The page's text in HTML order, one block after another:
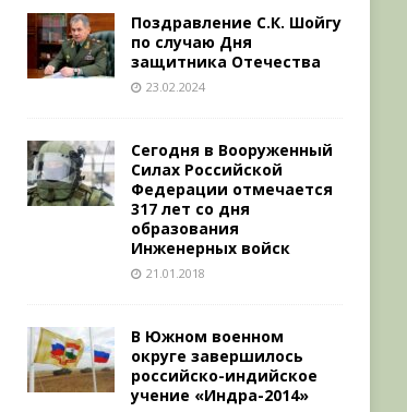
Поздравление С.К. Шойгу
по случаю Дня
защитника Отечества
23.02.2024
Сегодня в Вооруженный
Силах Российской
Федерации отмечается
317 лет со дня
образования
Инженерных войск
21.01.2018
В Южном военном
округе завершилось
российско-индийское
учение «Индра-2014»